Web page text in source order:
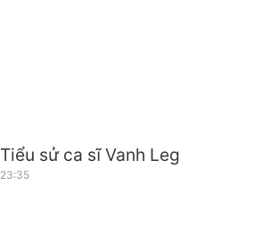
Tiểu sử ca sĩ Vanh Leg
23:35